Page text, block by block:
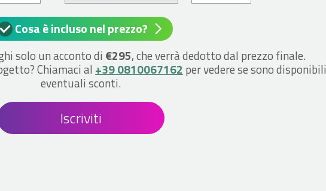
Cosa è incluso nel prezzo?
solo un acconto di €295, che verrà dedotto dal prezzo finale.
Chiamaci al +39 0810067162 per vedere se sono disponibili
eventuali sconti.
Iscriviti